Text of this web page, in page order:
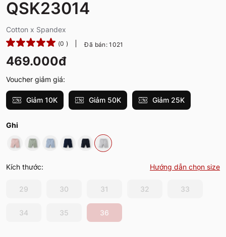
QSK23014
Cotton x Spandex
(0 ) Đã bán: 1021
469.000đ
Voucher giảm giá:
Giảm 10K Giảm 50K Giảm 25K
Ghi
Kích thước: Hướng dẫn chọn size
29 30 31 32 33
34 35 36